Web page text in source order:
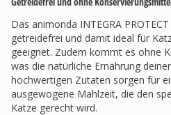
Das animonda INTEGRA
getreidefrei und damit ideal für
geeignet. Zudem kommt es ohne
was die natürliche Ernährung
hochwertigen Zutaten sorgen für
ausgewogene Mahlzeit, die den
Katze gerecht wird.